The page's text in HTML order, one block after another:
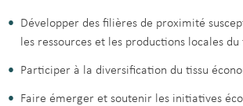
Développer des filières de proximité
les ressources et les productions locales
Participer à la diversification du tissu
Faire émerger et soutenir les initiatives